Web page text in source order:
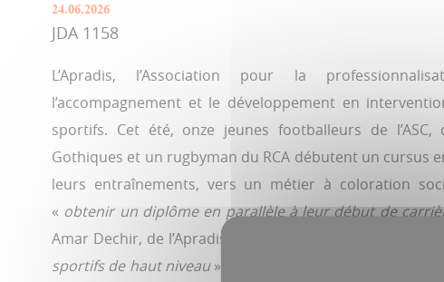
24.06.2026
JDA 1158
L’Apradis, l’Association pour la
l’accompagnement et le développement en
sportifs. Cet été, onze jeunes footballeurs de l’ASC,
Gothiques et un rugbyman du RCA débutent un cursus
leurs entraînements, vers un métier à coloration
« obtenir un diplôme en parallèle à leur début de
Amar Dechir, de l’Apradis. «
Le système scolaire
sportifs de haut niveau», analyse Élie Marcos, manager